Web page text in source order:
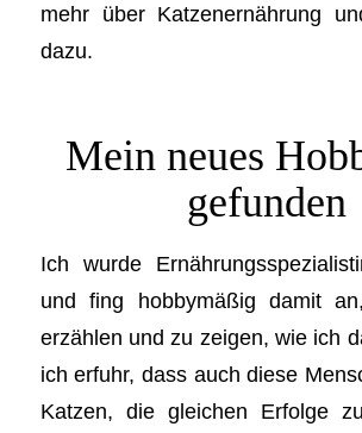
mehr über Katzenernährung
dazu.
Mein neues
gefunden
Ich wurde
und fing hobbymäßig damit
erzählen und zu zeigen, wie ich
ich erfuhr, dass auch diese
Katzen, die gleichen Erfolge